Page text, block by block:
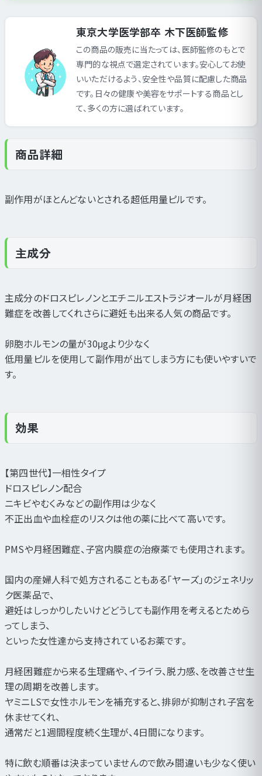
東京大学医学部卒 木下医師監修
この商品の販売に当たっては、医師監修のもとで
専門的な視点で選定されています。安心してお使
いいただけるよう、安全性や品質に配慮した商品
です。日々の健康や美容をサポートする商品とし
て、多くの方に選ばれています。
商品詳細
副作用がほとんどないとされる超低用量ピルです。
主成分
主成分のドロスピレノンとエチニルエストラジオールが月経困
難症を改善してくれさらに避妊も出来る人気の商品です。
卵胞ホルモンの量が30μgより少なく
低用量ピルを使用して副作用が出てしまう方にも使いやすいで
す。
効果
【第四世代】一相性タイプ
ドロスピレノン配合
ニキビやむくみなどの副作用は少なく
不正出血や血栓症のリスクは他の薬に比べて高いです。
PMSや月経困難症、子宮内膜症の治療薬でも使用されます。
国内の産婦人科で処方されることもある「ヤーズ」のジェネリッ
ク医薬品で、
避妊はしっかりしたいけどどうしても副作用を考えるとためら
ってしまう、
といった女性達から支持されているお薬です。
月経困難症から来る生理痛や、イライラ、脱力感、を改善させ生
理の周期を改善します。
ヤミニLSで女性ホルモンを補充すると、排卵が抑制され子宮を
休ませてくれ、
通常だと1週間程度続く生理が、4日間になります。
特に飲む順番は決まっていませんので飲み間違いも少なく使い